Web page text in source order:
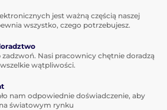
jest ważną częścią naszej
wszystko, czego potrzebujesz.
Nasi pracownicy chętnie doradzą
wątpliwości.
nam odpowiednie doświadczenie, aby
światowym rynku